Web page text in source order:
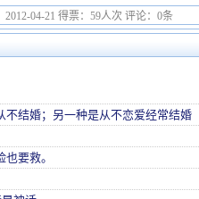
04-21 得票：59人次 评论：0条
不结婚；另一种是从不恋爱经常结婚
要救。